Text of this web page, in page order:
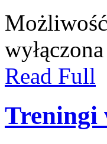
wyłączona
Read Full
Treningi